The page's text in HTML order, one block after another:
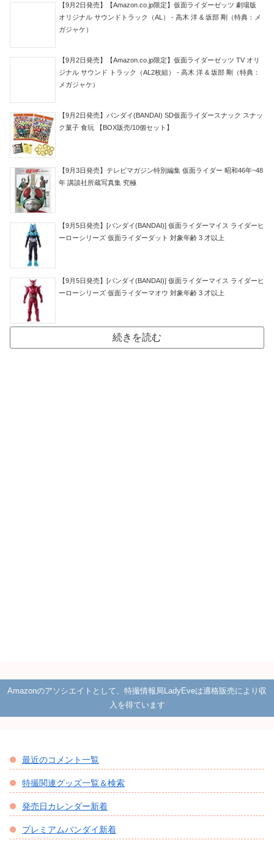
【9月2日発売】【Amazon.co.jp限定】仮面ライダーゼッツ 劇場版
オリジナル サウンドトラック（AL） - 高木 洋 & 坂部 剛（特典：メ
ガジャケ）
【9月2日発売】【Amazon.co.jp限定】仮面ライダーゼッツ TV オリ
ジナル サウンド トラック（AL2枚組） - 高木 洋 & 坂部 剛（特典：
メガジャケ）
【9月2日発売】バンダイ(BANDAI) SD仮面ライダースナック スナッ
ク菓子 食玩 【BOX販売/10個セット】
【9月3日発売】テレビマガジン特別編集 仮面ライダー 昭和46年~48
年 講談社所蔵写真集 究極
【9月5日発売】[バンダイ(BANDAI)] 仮面ライダーマイス ライダーヒ
ーローシリーズ 仮面ライダーダット 対象年齢 3 才以上
【9月5日発売】[バンダイ(BANDAI)] 仮面ライダーマイス ライダーヒ
ーローシリーズ 仮面ライダーマオウ 対象年齢 3 才以上
続きを読む
Amazonのアソシエイトとして、特撮情報局LadyEveは適格販売により収
入を得ています
最近のコメント一覧
特撮関連グッズ一覧＆検索
発売日カレンダー新着
プレミアムバンダイ新着